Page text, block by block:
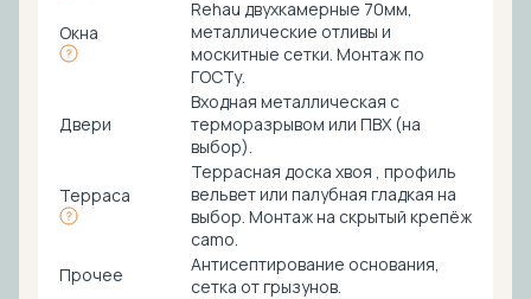
Окна
Rehau двухкамерные 70мм,
металлические отливы и
москитные сетки. Монтаж по
ГОСТу.
Двери
Входная металлическая с
терморазрывом или ПВХ (на
выбор).
Терраса
Террасная доска хвоя , профиль
вельвет или палубная гладкая на
выбор. Монтаж на скрытый крепёж
camo.
Прочее
Антисептирование основания,
cетка от грызунов.